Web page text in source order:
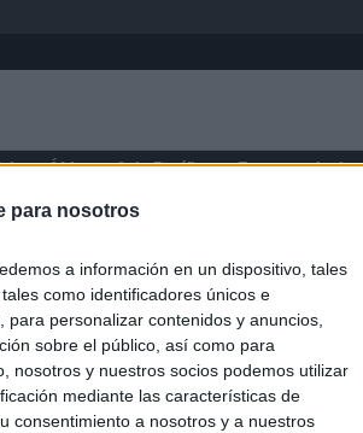
para nosotros
a información en un dispositivo, tales
como identificadores únicos e
personalizar contenidos y anuncios,
sobre el público, así como para
nosotros y nuestros socios podemos utilizar
mediante las características de
consentimiento a nosotros y a nuestros
África Asia-Pacífico Europa